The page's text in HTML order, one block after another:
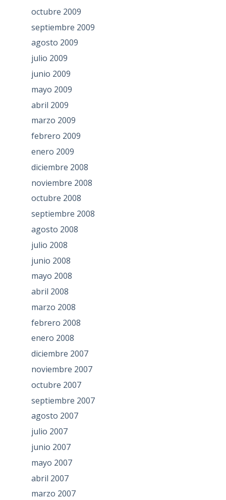
octubre 2009
septiembre 2009
agosto 2009
julio 2009
junio 2009
mayo 2009
abril 2009
marzo 2009
febrero 2009
enero 2009
diciembre 2008
noviembre 2008
octubre 2008
septiembre 2008
agosto 2008
julio 2008
junio 2008
mayo 2008
abril 2008
marzo 2008
febrero 2008
enero 2008
diciembre 2007
noviembre 2007
octubre 2007
septiembre 2007
agosto 2007
julio 2007
junio 2007
mayo 2007
abril 2007
marzo 2007